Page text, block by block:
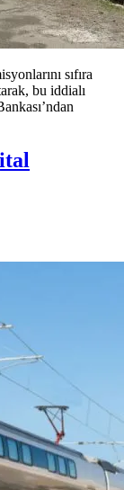
sıfıra
bu iddialı